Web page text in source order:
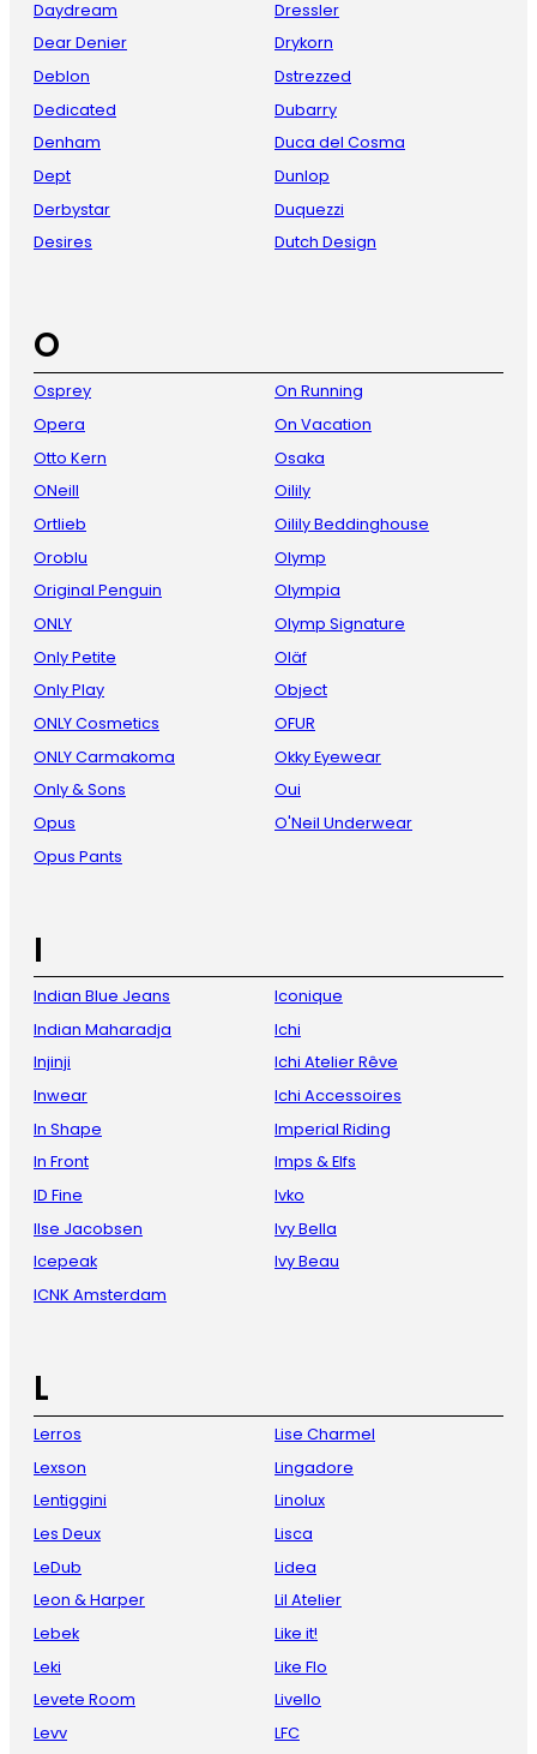
Daydream
Dear Denier
Deblon
Dedicated
Denham
Dept
Derbystar
Desires
Dressler
Drykorn
Dstrezzed
Dubarry
Duca del Cosma
Dunlop
Duquezzi
Dutch Design
O
Osprey
Opera
Otto Kern
ONeill
Ortlieb
Oroblu
Original Penguin
ONLY
Only Petite
Only Play
ONLY Cosmetics
ONLY Carmakoma
Only & Sons
Opus
Opus Pants
On Running
On Vacation
Osaka
Oilily
Oilily Beddinghouse
Olymp
Olympia
Olymp Signature
Oläf
Object
OFUR
Okky Eyewear
Oui
O'Neil Underwear
I
Indian Blue Jeans
Indian Maharadja
Injinji
Inwear
In Shape
In Front
ID Fine
Ilse Jacobsen
Icepeak
ICNK Amsterdam
Iconique
Ichi
Ichi Atelier Rêve
Ichi Accessoires
Imperial Riding
Imps & Elfs
Ivko
Ivy Bella
Ivy Beau
L
Lerros
Lexson
Lentiggini
Les Deux
LeDub
Leon & Harper
Lebek
Leki
Levete Room
Levv
Lise Charmel
Lingadore
Linolux
Lisca
Lidea
Lil Atelier
Like it!
Like Flo
Livello
LFC